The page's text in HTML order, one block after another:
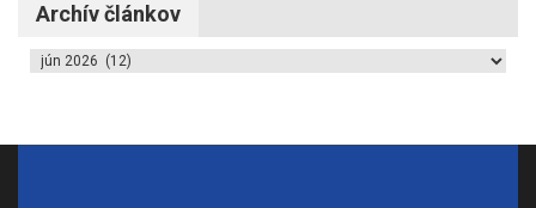
Archív článkov
Archív článkov